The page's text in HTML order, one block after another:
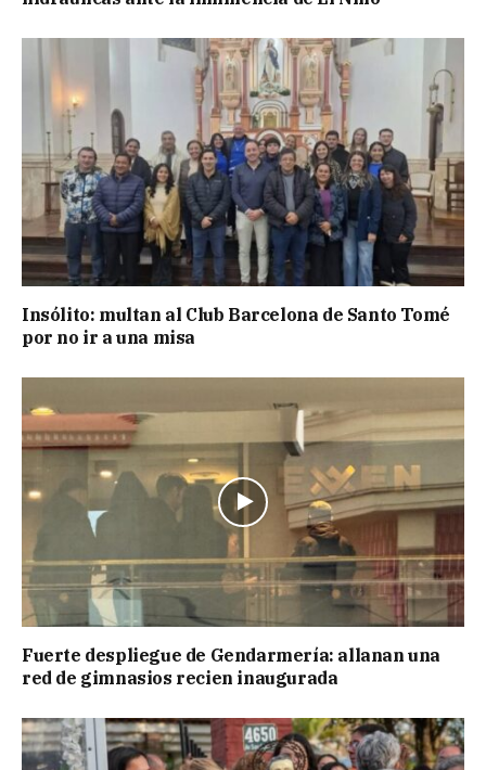
Insólito: multan al Club Barcelona de Santo Tomé
por no ir a una misa
Fuerte despliegue de Gendarmería: allanan una
red de gimnasios recien inaugurada